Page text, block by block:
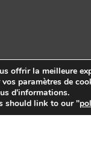
Inc.
offrir la meilleure
paramètres de
d'informations.
should link to our "